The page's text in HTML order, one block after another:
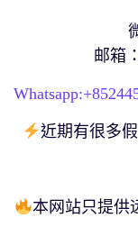
邮箱：
Whatsapp:+
近期有很多
本网站只提供